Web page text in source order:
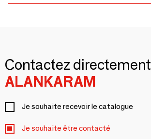
Contactez directement
ALANKARAM
Je souhaite recevoir le catalogue
Je souhaite être contacté